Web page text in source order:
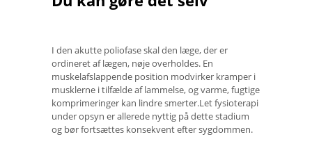
I den akutte poliofase skal den læge, der er
ordineret af lægen, nøje overholdes. En
muskelafslappende position modvirker kramper i
musklerne i tilfælde af lammelse, og varme, fugtige
komprimeringer kan lindre smerter.Let fysioterapi
under opsyn er allerede nyttig på dette stadium
og bør fortsættes konsekvent efter sygdommen.